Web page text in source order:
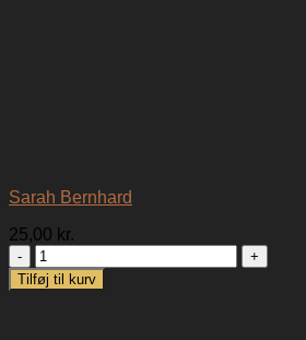
Sarah Bernhard
25,00 kr.
Sarah
Bernhard
antal
Tilføj til kurv